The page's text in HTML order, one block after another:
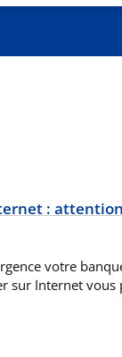
:
votre
sur Internet